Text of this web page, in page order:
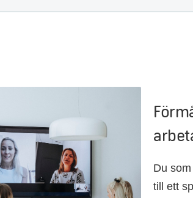
Du
till ett